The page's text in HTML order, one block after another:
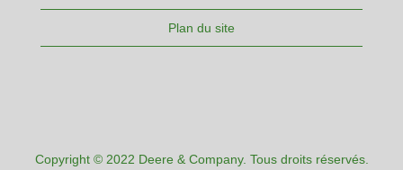
Plan du site
Copyright © 2022 Deere & Company. Tous droits réservés.